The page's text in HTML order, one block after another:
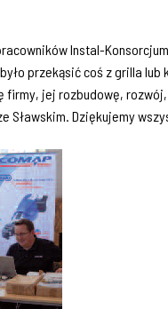
Instal-
przekąsić coś z grilla
firmy, jej rozbudowę,
Sławskim. Dziękujemy